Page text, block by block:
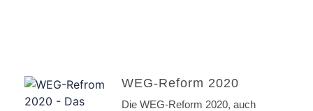
WEG-Reform 2020
Die WEG-Reform 2020, auch